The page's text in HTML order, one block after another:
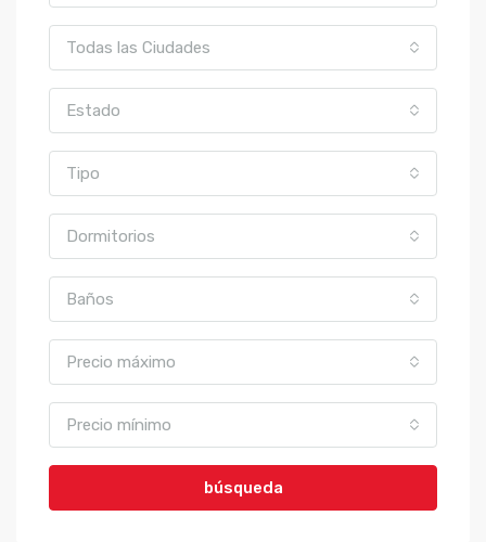
Todas las Ciudades
Estado
Tipo
Dormitorios
Baños
Precio máximo
Precio mínimo
búsqueda